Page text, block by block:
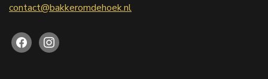
contact@bakkeromdehoek.nl